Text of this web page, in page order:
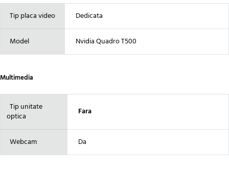
Tip placa video Dedicata
Model Nvidia Quadro T500
Multimedia
Tip unitate
optica
Fara
Webcam Da